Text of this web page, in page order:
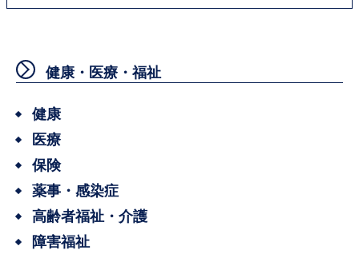
健康・医療・福祉
健康
医療
保険
薬事・感染症
高齢者福祉・介護
障害福祉